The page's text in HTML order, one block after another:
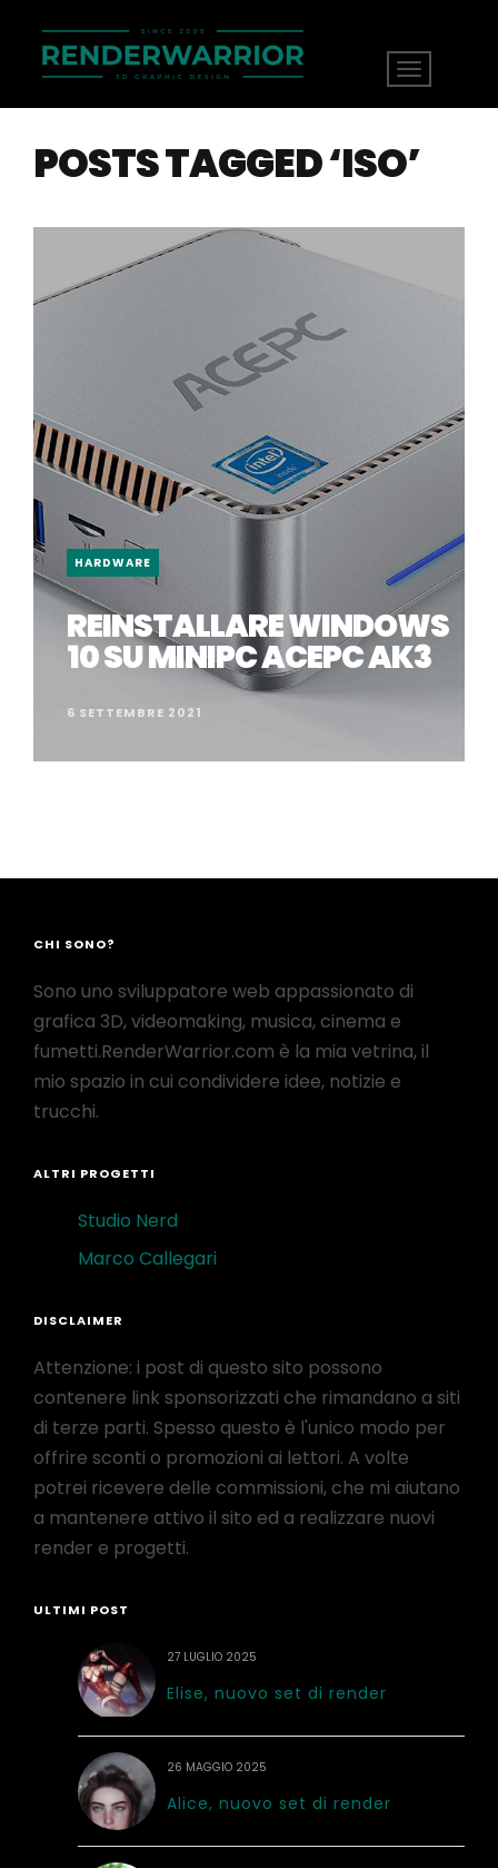
POSTS TAGGED ‘ISO’
HARDWARE
REINSTALLARE WINDOWS
10 SU MINIPC ACEPC AK3
6 SETTEMBRE 2021
CHI SONO?
Sono uno sviluppatore web appassionato di
grafica 3D, videomaking, musica, cinema e
fumetti.RenderWarrior.com è la mia vetrina, il
mio spazio in cui condividere idee, notizie e
trucchi.
ALTRI PROGETTI
Studio Nerd
Marco Callegari
DISCLAIMER
Attenzione: i post di questo sito possono
contenere link sponsorizzati che rimandano a siti
di terze parti. Spesso questo è l'unico modo per
offrire sconti o promozioni ai lettori. A volte
potrei ricevere delle commissioni, che mi aiutano
a mantenere attivo il sito ed a realizzare nuovi
render e progetti.
ULTIMI POST
27 LUGLIO 2025
Elise, nuovo set di render
26 MAGGIO 2025
Alice, nuovo set di render